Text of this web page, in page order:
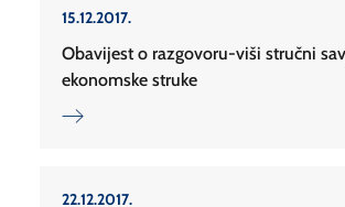
15.12.2017.
Obavijest o razgovoru-viši stručni
ekonomske struke
22.12.2017.